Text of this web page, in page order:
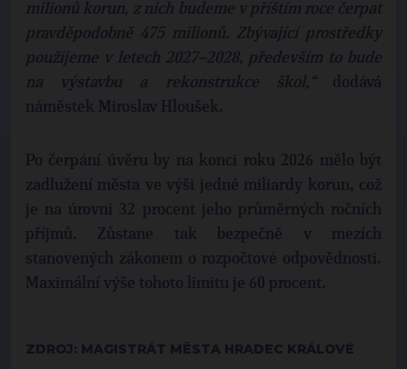
milionů korun, z nich budeme v příštím roce čerpat
pravděpodobně 475 milionů. Zbývající prostředky
použijeme v letech 2027–2028, především to bude
na výstavbu a rekonstrukce škol,“dodává
náměstek Miroslav Hloušek.
Po čerpání úvěru by na konci roku 2026 mělo být
zadlužení města ve výši jedné miliardy korun, což
je na úrovni 32 procent jeho průměrných ročních
příjmů. Zůstane tak bezpečně v mezích
stanovených zákonem o rozpočtové odpovědnosti.
Maximální výše tohoto limitu je 60 procent.
ZDROJ: MAGISTRÁT MĚSTA HRADEC KRÁLOVÉ